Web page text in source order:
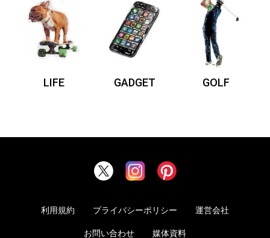
LIFE GADGET GOLF
利用規約 プライバシーポリシー 運営会社
お問い合わせ 媒体資料